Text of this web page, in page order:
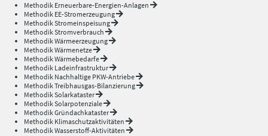
Methodik Erneuerbare-Energien-Anlagen
Methodik EE-Stromerzeugung
Methodik Stromeinspeisung
Methodik Stromverbrauch
Methodik Wärmeerzeugung
Methodik Wärmenetze
Methodik Wärmebedarfe
Methodik Ladeinfrastruktur
Methodik Nachhaltige PKW-Antriebe
Methodik Treibhausgas-Bilanzierung
Methodik Solarkataster
Methodik Solarpotenziale
Methodik Gründachkataster
Methodik Klimaschutzaktivitäten
Methodik Wasserstoff-Aktivitäten